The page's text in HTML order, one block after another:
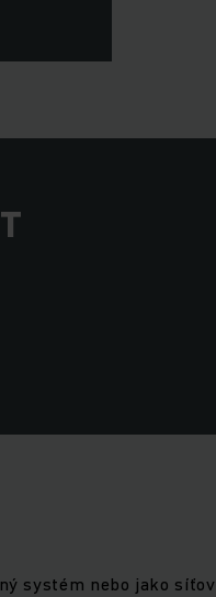
systém nebo jako